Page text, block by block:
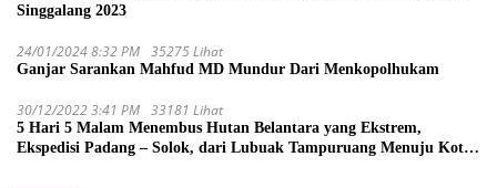
Singgalang 2023
24/01/2024 8:32 PM 35275 Lihat
Ganjar Sarankan Mahfud MD Mundur Dari Menkopolhukam
30/12/2022 3:41 PM 33181 Lihat
5 Hari 5 Malam Menembus Hutan Belantara yang Ekstrem,
Ekspedisi Padang – Solok, dari Lubuak Tampuruang Menuju Koto